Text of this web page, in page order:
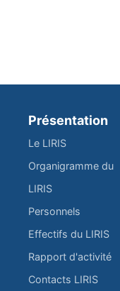
Présentation
Le LIRIS
Organigramme du
LIRIS
Personnels
Effectifs du LIRIS
Rapport d'activité
Contacts LIRIS